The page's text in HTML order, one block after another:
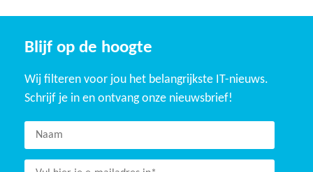
Blijf op de hoogte
Wij filteren voor jou het belangrijkste IT-nieuws.
Schrijf je in en ontvang onze nieuwsbrief!